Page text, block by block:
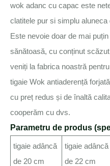
wok adanc cu capac este
clatitele pur si simplu
Este nevoie doar de mai
sănătoasă, cu conținut
veniți la fabrica noastră
tigaie Wok antiaderență
cu preț redus și de înaltă
cooperăm cu dvs.
Parametru de produs
tigaie adâncă
de 20 cm
tigaie adâncă
de 22 cm